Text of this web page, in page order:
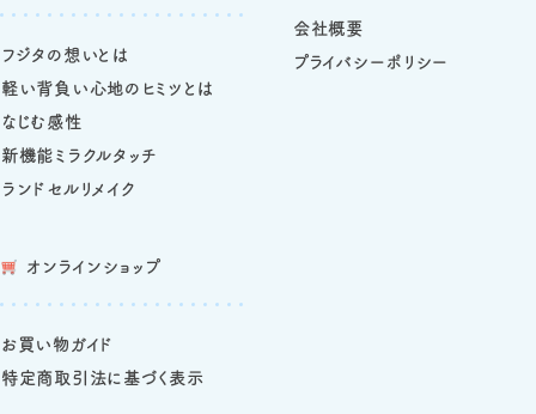
フジタの想いとは
軽い背負い心地のヒミツとは
なじむ感性
新機能ミラクルタッチ
ランドセルリメイク
会社概要
プライバシーポリシー
オンラインショップ
お買い物ガイド
特定商取引法に基づく表示